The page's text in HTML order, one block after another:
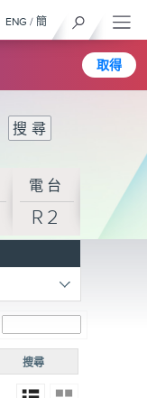
取得
ENG / 簡
電台
R2
搜尋